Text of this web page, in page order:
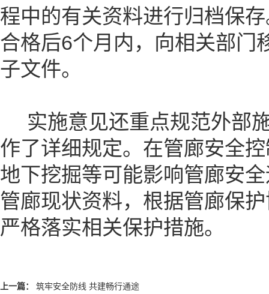
程中的有关资料进行归档保
合格后6个月内，向相关部门
子文件。
实施意见还重点规范外部
作了详细规定。在管廊安全
地下挖掘等可能影响管廊安
管廊现状资料，根据管廊保
严格落实相关保护措施。
上一篇： 筑牢安全防线 共建畅行通途